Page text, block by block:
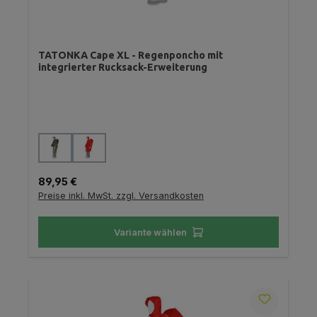
TATONKA Cape XL - Regenponcho mit
integrierter Rucksack-Erweiterung
Farbe auswählen
Regulärer Preis:
89,95 €
Preise inkl. MwSt. zzgl. Versandkosten
Variante wählen